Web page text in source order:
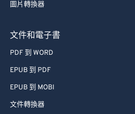
圖片轉換器
文件和電子書
PDF 到 WORD
EPUB 到 PDF
EPUB 到 MOBI
文件轉換器